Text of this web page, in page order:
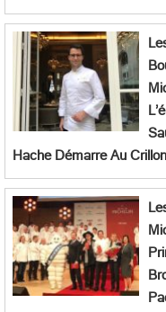
Hache Démarre Au Crillon